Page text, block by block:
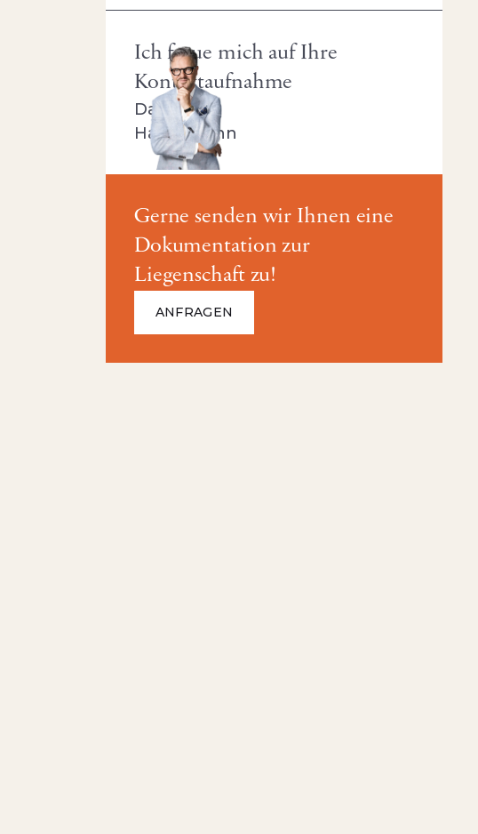
Ich freue mich auf Ihre
Kontaktaufnahme
David
Hauptmann
Gerne senden wir Ihnen eine
Dokumentation zur
Liegenschaft zu!
ANFRAGEN